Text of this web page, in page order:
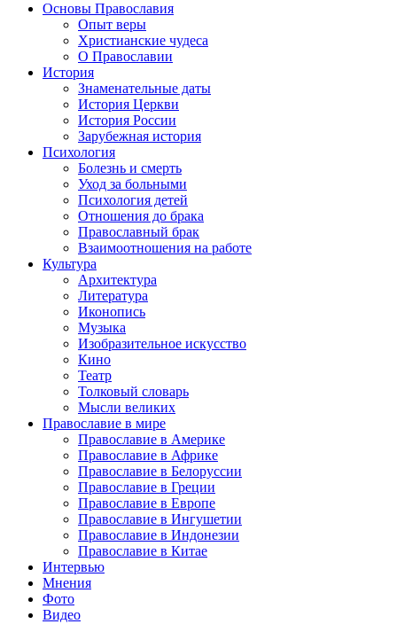
Основы Православия
Опыт веры
Христианские чудеса
О Православии
История
Знаменательные даты
История Церкви
История России
Зарубежная история
Психология
Болезнь и смерть
Уход за больными
Психология детей
Отношения до брака
Православный брак
Взаимоотношения на работе
Культура
Архитектура
Литература
Иконопись
Музыка
Изобразительное искусство
Кино
Театр
Толковый словарь
Мысли великих
Православие в мире
Православие в Америке
Православие в Африке
Православие в Белоруссии
Православие в Греции
Православие в Европе
Православие в Ингушетии
Православие в Индонезии
Православие в Китае
Интервью
Мнения
Фото
Видео